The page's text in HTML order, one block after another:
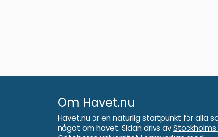
Om Havet.nu
Havet.nu är en naturlig startpunkt för alla
något om havet. Sidan drivs av